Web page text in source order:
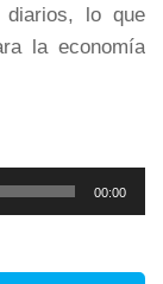
diarios, lo que
la economía
00:00